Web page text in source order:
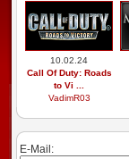
10.02.24
Call Of Duty: Roads
to Vi ...
VadimR03
E-Mail: